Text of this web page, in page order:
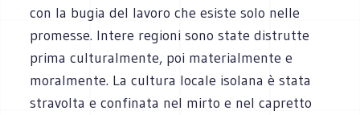
con la bugia del lavoro che esiste solo nelle
promesse. Intere regioni sono state distrutte
prima culturalmente, poi materialmente e
moralmente. La cultura locale isolana è stata
stravolta e confinata nel mirto e nel capretto